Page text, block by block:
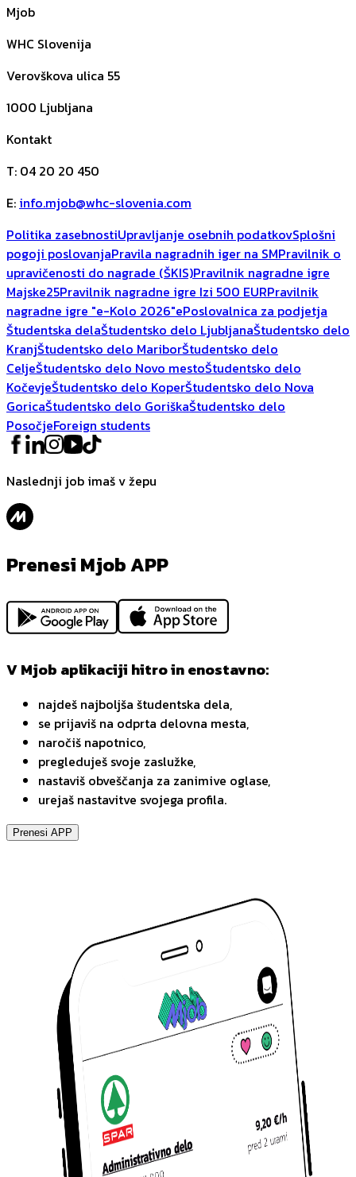
Mjob
WHC Slovenija
Verovškova ulica 55
1000 Ljubljana
Kontakt
T: 04 20 20 450
E: info.mjob@whc-slovenia.com
Politika zasebnostiUpravljanje osebnih podatkovSplošni
pogoji poslovanjaPravila nagradnih iger na SMPravilnik o
upravičenosti do nagrade (ŠKIS)Pravilnik nagradne igre
Majske25Pravilnik nagradne igre Izi 500 EURPravilnik
nagradne igre "e-Kolo 2026"ePoslovalnica za podjetja
Študentska delaŠtudentsko delo LjubljanaŠtudentsko delo
KranjŠtudentsko delo MariborŠtudentsko delo
CeljeŠtudentsko delo Novo mestoŠtudentsko delo
KočevjeŠtudentsko delo KoperŠtudentsko delo Nova
GoricaŠtudentsko delo GoriškaŠtudentsko delo
PosočjeForeign students
Naslednji job imaš v žepu
Prenesi Mjob APP
V Mjob aplikaciji hitro in enostavno:
najdeš najboljša študentska dela,
se prijaviš na odprta delovna mesta,
naročiš napotnico,
pregleduješ svoje zaslužke,
nastaviš obveščanja za zanimive oglase,
urejaš nastavitve svojega profila.
Prenesi APP